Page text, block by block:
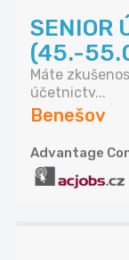
SENIOR
(45.-
Máte
účetnictv...
Benešov
Advantage